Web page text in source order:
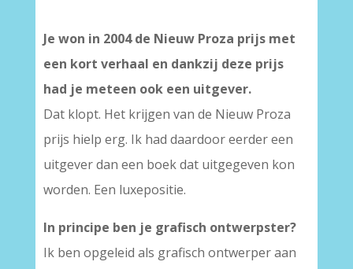
Je won in 2004 de Nieuw Proza prijs met
een kort verhaal en dankzij deze prijs
had je meteen ook een uitgever.
Dat klopt. Het krijgen van de Nieuw Proza
prijs hielp erg. Ik had daardoor eerder een
uitgever dan een boek dat uitgegeven kon
worden. Een luxepositie.
In principe ben je grafisch ontwerpster?
Ik ben opgeleid als grafisch ontwerper aan